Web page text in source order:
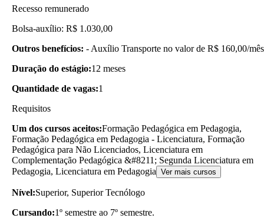
Recesso remunerado
Bolsa-auxílio: R$ 1.030,00
Outros benefícios: - Auxílio Transporte no valor de R$ 160,00/
Duração do estágio:12 meses
Quantidade de vagas:1
Requisitos
Um dos cursos aceitos:Formação Pedagógica em Pedagogia,
Formação Pedagógica em Pedagogia - Licenciatura, Formação
Pedagógica para Não Licenciados, Licenciatura em
Complementação Pedagógica &#8211; Segunda Licenciatura em
Pedagogia, Licenciatura em Pedagogia Ver mais cursos
Nível:Superior, Superior Tecnólogo
Cursando:1º semestre ao 7º semestre.